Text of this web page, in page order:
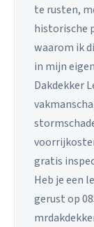
te rusten,
historische
waarom ik
in mijn
Dakdekker
gratis
Heb je een
gerust op